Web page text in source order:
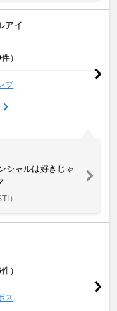
アイ
）
プ
シャルは好きじゃ
…
）
）
ス